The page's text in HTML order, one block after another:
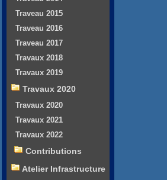
Traveau 2015
Traveau 2016
Traveau 2017
Travaux 2018
Travaux 2019
Travaux 2020
Travaux 2020
Travaux 2021
Travaux 2022
Contributions
Atelier Infrastructure